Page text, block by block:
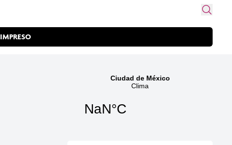
IMPRESO